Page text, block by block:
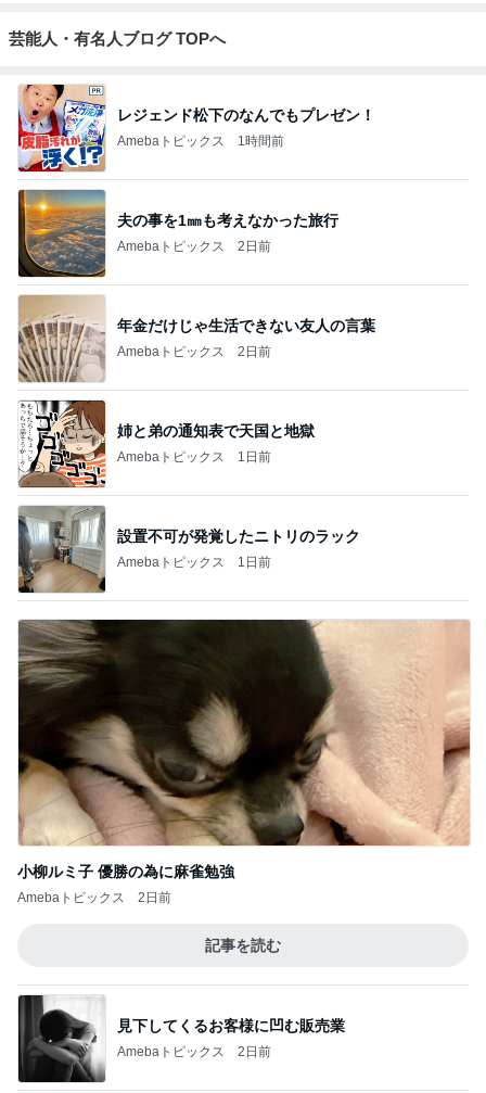
芸能人・有名人ブログ TOPへ
レジェンド松下のなんでもプレゼン！
Amebaトピックス 1時間前
夫の事を1㎜も考えなかった旅行
Amebaトピックス 2日前
年金だけじゃ生活できない友人の言葉
Amebaトピックス 2日前
姉と弟の通知表で天国と地獄
Amebaトピックス 1日前
設置不可が発覚したニトリのラック
Amebaトピックス 1日前
小柳ルミ子 優勝の為に麻雀勉強
Amebaトピックス 2日前
記事を読む
見下してくるお客様に凹む販売業
Amebaトピックス 2日前